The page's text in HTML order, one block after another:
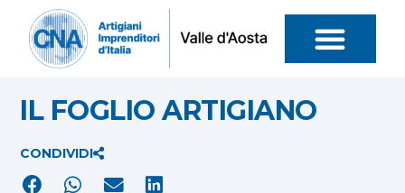
IL FOGLIO ARTIGIANO
CONDIVIDI